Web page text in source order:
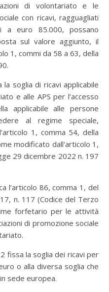
di volontariato e le
con ricavi, ragguagliati
a euro 85.000, possano
sul valore aggiunto, il
1, commi da 58 a 63, della
soglia di ricavi applicabile
e alle APS per l’accesso
applicabile alle persone
al regime speciale,
1, comma 54, della
modificato dall'articolo 1,
29 dicembre 2022 n. 197
l’articolo 86, comma 1, del
n. 117 (Codice del Terzo
forfetario per le attività
di promozione sociale
fissa la soglia dei ricavi per
o alla diversa soglia che
sede europea.